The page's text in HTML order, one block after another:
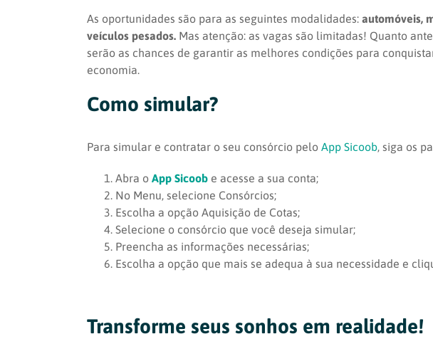
As oportunidades são para as seguintes modalidades: automóveis,
veículos pesados. Mas atenção: as vagas são limitadas! Quanto
serão as chances de garantir as melhores condições para
economia.
Como simular?
Para simular e contratar o seu consórcio pelo App Sicoob, siga os
Abra o App Sicoob e acesse a sua conta;
No Menu, selecione Consórcios;
Escolha a opção Aquisição de Cotas;
Selecione o consórcio que você deseja simular;
Preencha as informações necessárias;
Escolha a opção que mais se adequa à sua necessidade e
Transforme seus sonhos em realidade!